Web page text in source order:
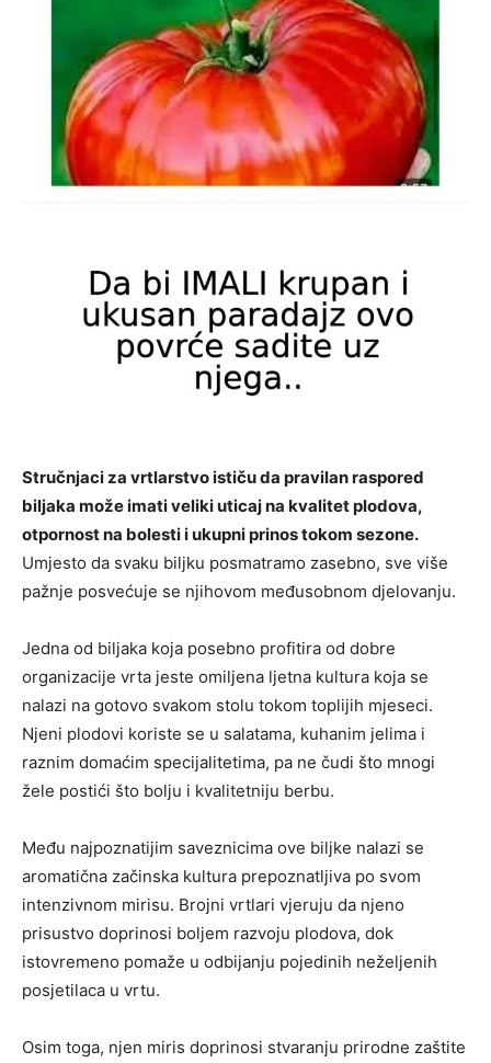
Stručnjaci za vrtlarstvo ističu da pravilan raspored
biljaka može imati veliki uticaj na kvalitet plodova,
otpornost na bolesti i ukupni prinos tokom sezone.
Umjesto da svaku biljku posmatramo zasebno, sve više
pažnje posvećuje se njihovom međusobnom djelovanju.
Jedna od biljaka koja posebno profitira od dobre
organizacije vrta jeste omiljena ljetna kultura koja se
nalazi na gotovo svakom stolu tokom toplijih mjeseci.
Njeni plodovi koriste se u salatama, kuhanim jelima i
raznim domaćim specijalitetima, pa ne čudi što mnogi
žele postići što bolju i kvalitetniju berbu.
Među najpoznatijim saveznicima ove biljke nalazi se
aromatična začinska kultura prepoznatljiva po svom
intenzivnom mirisu. Brojni vrtlari vjeruju da njeno
prisustvo doprinosi boljem razvoju plodova, dok
istovremeno pomaže u odbijanju pojedinih neželjenih
posjetilaca u vrtu.
Osim toga, njen miris doprinosi stvaranju prirodne zaštite